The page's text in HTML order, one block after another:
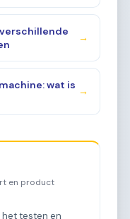
→
wat is
→
en product
het testen en